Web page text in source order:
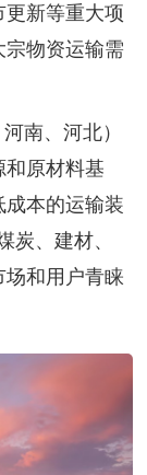
新等重大项
宗物资运输需
南、河北）
和原材料基
本的运输装
炭、建材、
和用户青睐